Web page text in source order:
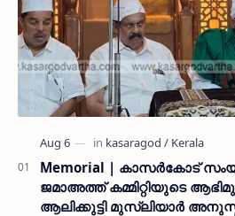
Memorial | കാസർകോട്
ജമാഅത്ത് കമ്മിറ്റിയുടെ
ആലിക്കുട്ടി മുസ്ലിയാർ